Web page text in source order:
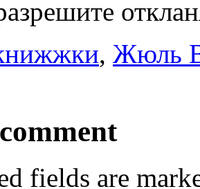
, Жюль
fields are